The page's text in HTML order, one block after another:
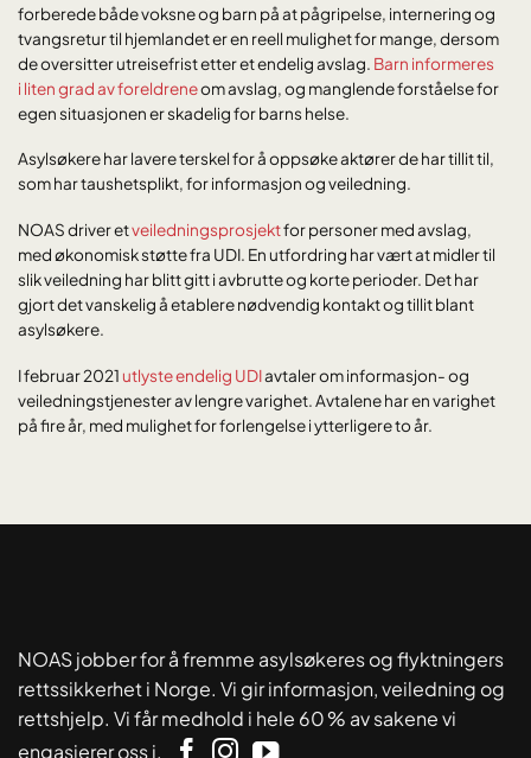
forberede både voksne og barn på at pågripelse, internering og
tvangsretur til hjemlandet er en reell mulighet for mange, dersom
de oversitter utreisefrist etter et endelig avslag. Barn informeres
i liten grad av foreldreneom avslag, og manglende forståelse for
egen situasjonen er skadelig for barns helse.
Asylsøkere har lavere terskel for å oppsøke aktører de har tillit til,
som har taushetsplikt, for informasjon og veiledning.
NOAS driver etveiledningsprosjektfor personer med avslag,
med økonomisk støtte fra UDI. En utfordring har vært at midler til
slik veiledning har blitt gitt i avbrutte og korte perioder. Det har
gjort det vanskelig å etablere nødvendig kontakt og tillit blant
asylsøkere.
I februar 2021 utlyste endelig UDIavtaler om informasjon- og
veiledningstjenester av lengre varighet. Avtalene har en varighet
på fire år, med mulighet for forlengelse i ytterligere to år.
NOAS jobber for å fremme asylsøkeres og flyktningers
rettssikkerhet i Norge. Vi gir informasjon, veiledning og
rettshjelp. Vi får medhold i hele 60 % av sakene vi
engasjerer oss i.